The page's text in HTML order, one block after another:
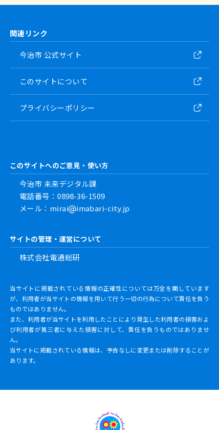
関連リンク
今治市 公式サイト
このサイトについて
プライバシーポリシー
このサイトへのご意見・使い方
今治市 未来デジタル課
電話番号：0898-36-1509
メール：mirai
imabari-city.jp
サイトの管理・運営について
株式会社電通総研
当サイトに掲載されている情報の正確性については万全を期しています
が、利用者が当サイトの情報を用いて行う一切の行為について責任を負う
ものではありません。
また、利用者が当サイトを利用したことにより発生した利用者の損害およ
び利用者が第三者に与えた損害に対して、責任を負うものではありませ
ん。
当サイトに掲載されている情報は、予告なしに変更または削除することが
あります。